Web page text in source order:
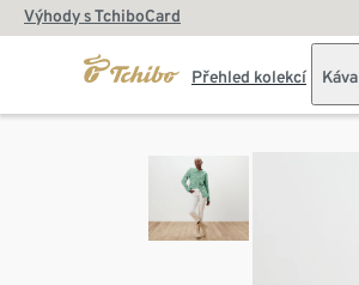
Výhody s TchiboCard
Přehled kolekcí Káva